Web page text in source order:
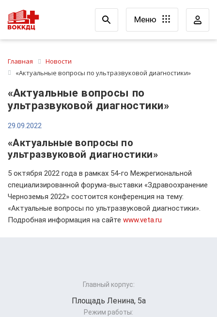
Меню
Главная
Новости
«Актуальные вопросы по ультразвуковой диагностики»
«Актуальные вопросы по
ультразвуковой диагностики»
29.09.2022
«Актуальные вопросы по
ультразвуковой диагностики»
5 октября 2022 года в рамках 54-го Межрегиональной
специализированной форума-выставки «Здравоохранение
Черноземья 2022» состоится конференция на тему:
«Актуальные вопросы по ультразвуковой диагностики».
Подробная информация на сайте www.veta.ru
Главный корпус:
Площадь Ленина, 5а
Режим работы: